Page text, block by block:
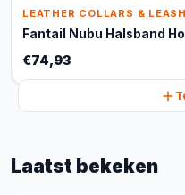
LEATHER COLLARS &
Fantail Nubu Halsband
€74,93
Laatst bekeken